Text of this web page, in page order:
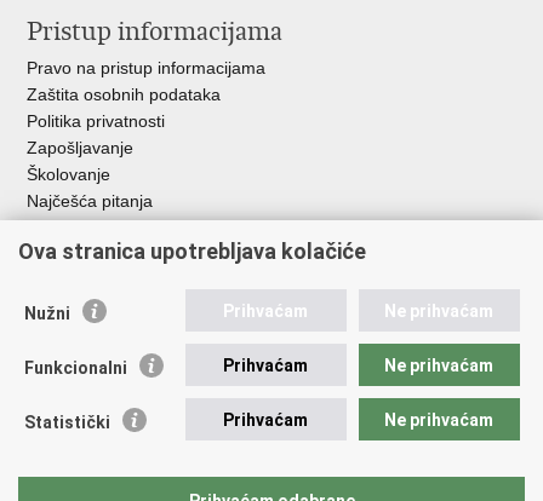
Pristup informacijama
Pravo na pristup informacijama
Zaštita osobnih podataka
Politika privatnosti
Zapošljavanje
Školovanje
Najčešća pitanja
Važne poveznice
EMN Nacionalna kontaktna točka za Republiku Hrvatsku
Policijska akademija
Zaklada policijske solidarnosti
Udruge
Ova stranica upotrebljava kolačiće
Nužni Prihvaćam Ne prihvaćam
Funkcionalni Prihvaćam Ne prihvaćam
Statistički Prihvaćam Ne prihvaćam